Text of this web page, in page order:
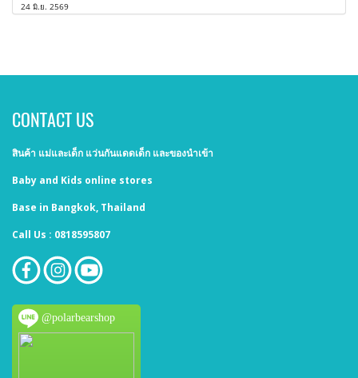
24 มิ.ย. 2569
CONTACT US
สินค้า แม่และเด็ก แว่นกันแดดเด็ก และของนำเข้า
Baby and Kids online stores
Base in Bangkok, Thailand
Call Us : 0818595807
@polarbearshop